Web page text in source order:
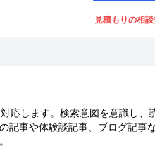
見積もりの相
応します。検索意図を意識し、
記事や体験談記事、ブログ記事